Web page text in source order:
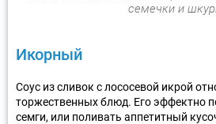
семечки и
Икорный
Соус из сливок с лососевой икрой
торжественных блюд. Его эффектно
семги, или поливать аппетитный